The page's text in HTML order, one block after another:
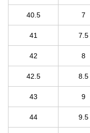
40.5 7
41 7.5
42 8
42.5 8.5
43 9
44 9.5